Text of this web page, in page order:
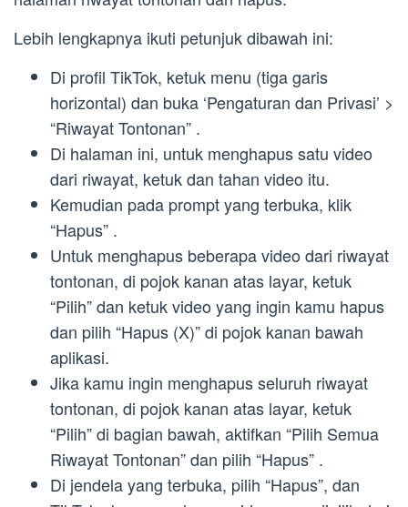
Lebih lengkapnya ikuti petunjuk dibawah ini:
Di profil TikTok, ketuk menu (tiga garis
horizontal) dan buka ‘Pengaturan dan Privasi’ >
“Riwayat Tontonan” .
Di halaman ini, untuk menghapus satu video
dari riwayat, ketuk dan tahan video itu.
Kemudian pada prompt yang terbuka, klik
“Hapus” .
Untuk menghapus beberapa video dari riwayat
tontonan, di pojok kanan atas layar, ketuk
“Pilih” dan ketuk video yang ingin kamu hapus
dan pilih “Hapus (X)” di pojok kanan bawah
aplikasi.
Jika kamu ingin menghapus seluruh riwayat
tontonan, di pojok kanan atas layar, ketuk
“Pilih” di bagian bawah, aktifkan “Pilih Semua
Riwayat Tontonan” dan pilih “Hapus” .
Di jendela yang terbuka, pilih “Hapus”, dan